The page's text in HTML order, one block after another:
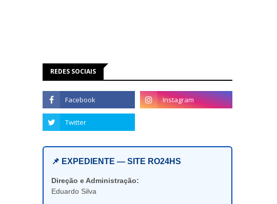
REDES SOCIAIS
📌 EXPEDIENTE — SITE RO24HS
Direção e Administração:
Eduardo Silva